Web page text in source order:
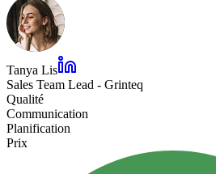
Tanya Lis
Sales Team Lead - Grinteq
Qualité
Communication
Planification
Prix